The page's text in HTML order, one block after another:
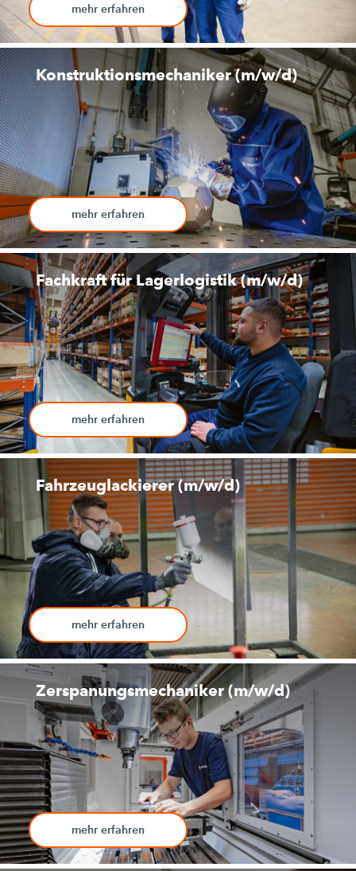
mehr erfahren
Konstruktionsmechaniker (m/w/d)
mehr erfahren
Fachkraft für Lagerlogistik (m/w/d)
mehr erfahren
Fahrzeuglackierer (m/w/d)
mehr erfahren
Zerspanungsmechaniker (m/w/d)
mehr erfahren